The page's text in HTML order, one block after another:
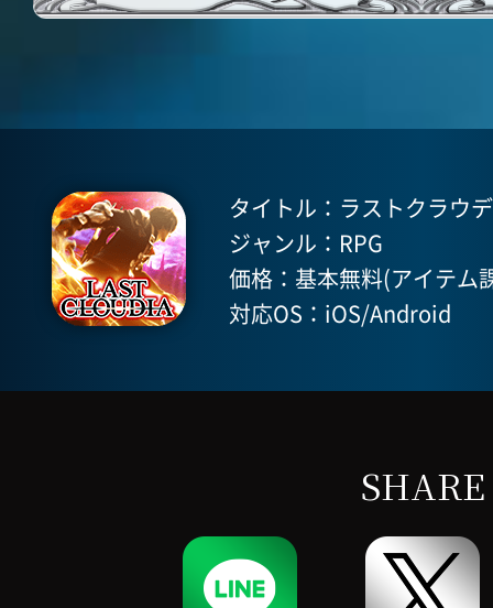
タイトル：ラストクラウ
ジャンル：RPG
価格：基本無料(アイテム
対応OS：iOS/Android
SHARE